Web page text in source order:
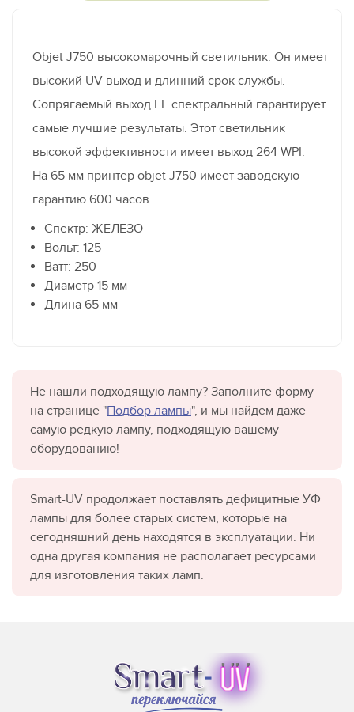
Objet J750 высокомарочный светильник. Он имеет
высокий UV выход и длинний срок службы.
Сопрягаемый выход FE спектральный гарантирует
самые лучшие результаты. Этот светильник
высокой эффективности имеет выход 264 WPI.
На 65 мм принтер objet J750 имеет заводскую
гарантию 600 часов.
Спектр: ЖЕЛЕЗО
Вольт: 125
Ватт: 250
Диаметр 15 мм
Длина 65 мм
Не нашли подходящую лампу? Заполните форму
на странице "Подбор лампы", и мы найдём даже
самую редкую лампу, подходящую вашему
оборудованию!
Smart-UV продолжает поставлять дефицитные УФ
лампы для более старых систем, которые на
сегодняшний день находятся в эксплуатации. Ни
одна другая компания не располагает ресурсами
для изготовления таких ламп.